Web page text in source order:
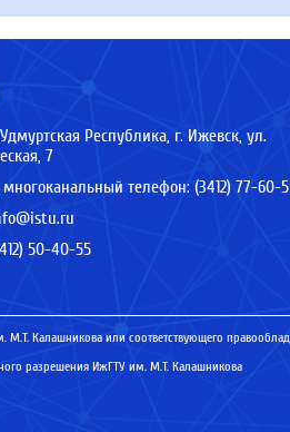
Республика, г. Ижевск, ул.
7
телефон: (3412) 77-60-
50-40-55
Калашникова или соответствующего
разрешения ИжГТУ им. М.Т. Калашникова